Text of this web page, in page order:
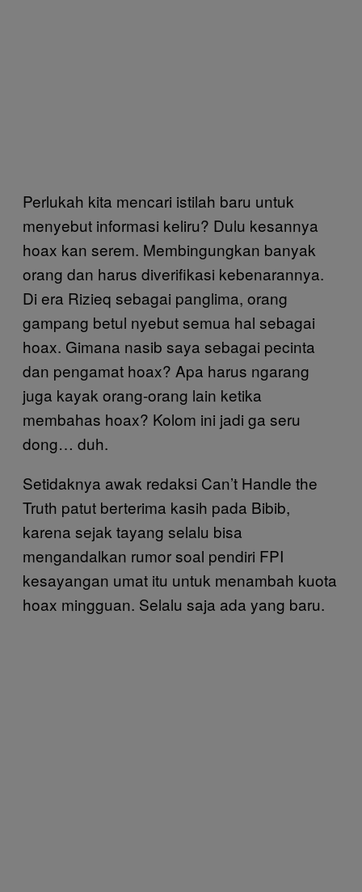
Perlukah kita mencari istilah baru untuk
menyebut informasi keliru? Dulu kesannya
hoax kan serem. Membingungkan banyak
orang dan harus diverifikasi kebenarannya.
Di era Rizieq sebagai panglima, orang
gampang betul nyebut semua hal sebagai
hoax. Gimana nasib saya sebagai pecinta
dan pengamat hoax? Apa harus ngarang
juga kayak orang-orang lain ketika
membahas hoax? Kolom ini jadi ga seru
dong… duh.
Setidaknya awak redaksi Can’t Handle the
Truth patut berterima kasih pada Bibib,
karena sejak tayang selalu bisa
mengandalkan rumor soal pendiri FPI
kesayangan umat itu untuk menambah kuota
hoax mingguan. Selalu saja ada yang baru.